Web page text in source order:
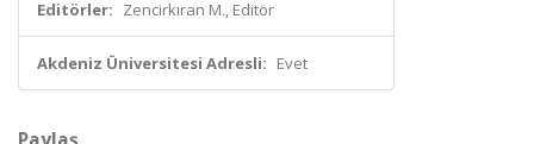
Editörler: Zencirkıran M., Editör
Akdeniz Üniversitesi Adresli: Evet